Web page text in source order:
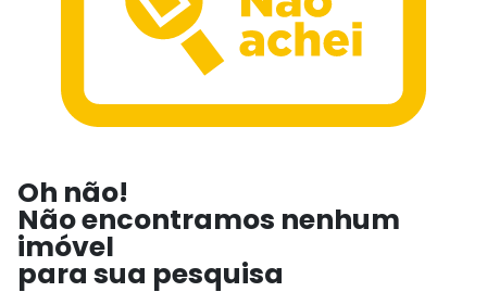
Oh não!
Não encontramos nenhum
imóvel
para sua pesquisa